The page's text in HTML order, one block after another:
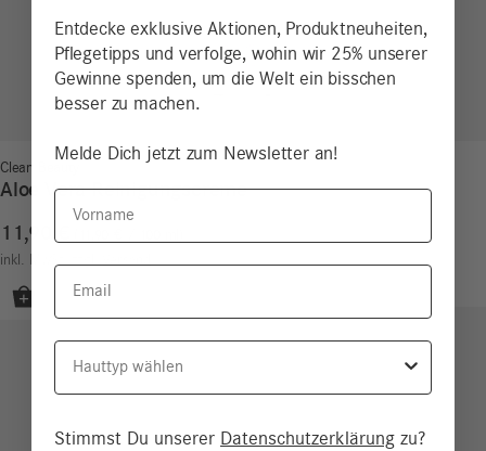
Clean Beauty
Aloe Vera Reinigungscreme
11,90
inkl. MwSt. zzgl.Versand
Entdecke exklusive Aktionen, Produktneuheiten,
Pflegetipps und verfolge, wohin wir 25% unserer
Gewinne spenden, um die Welt ein bisschen
besser zu machen.
Melde Dich jetzt zum Newsletter an!
Vorname
Email
Hauttyp
Stimmst Du unserer Datenschutzerklärung zu?